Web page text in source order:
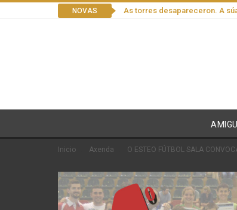
NOVAS As torres desapareceron. A
Inicio Axenda O ESTEO FÚTBOL SALA